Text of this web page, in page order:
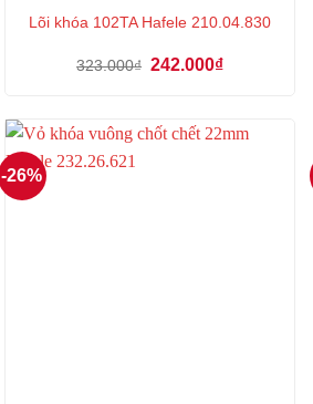
Lõi khóa 102TA Hafele 210.04.830
323.000₫ Giá
242.000₫Giá
-26%